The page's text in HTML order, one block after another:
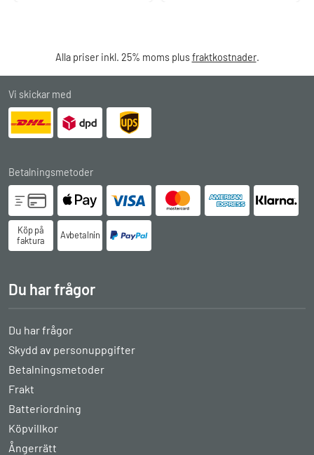
Alla priser inkl. 25% moms plusfraktkostnader.
Vi skickar med
Betalningsmetoder
Köp på
faktura
Avbetalningsköp
Du har frågor
Du har frågor
Skydd av personuppgifter
Betalningsmetoder
Frakt
Batteriordning
Köpvillkor
Ångerrätt